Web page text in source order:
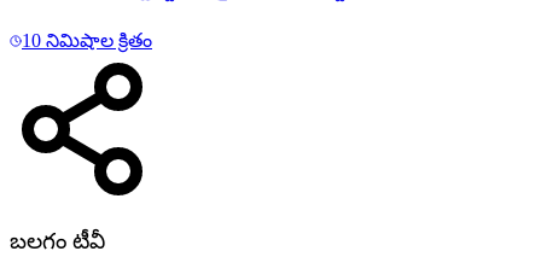
10 నిమిషాల క్రితం
బలగం టీవీ